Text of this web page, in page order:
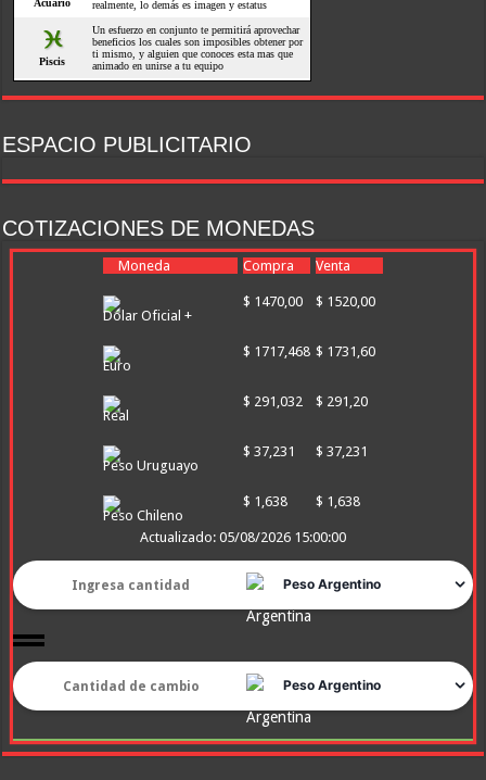
ESPACIO PUBLICITARIO
COTIZACIONES DE MONEDAS
Moneda Compra Venta
Dólar Oficial +
$ 1470,00 $ 1520,00
Euro
$ 1717,468 $ 1731,60
Real
$ 291,032 $ 291,20
Peso Uruguayo
$ 37,231 $ 37,231
Peso Chileno
$ 1,638 $ 1,638
Actualizado: 05/08/2026 15:00:00